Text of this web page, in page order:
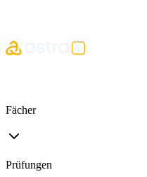
Fächer
Prüfungen